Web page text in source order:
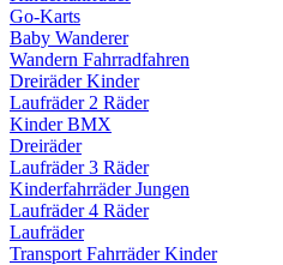
Go-Karts
Baby Wanderer
Wandern Fahrradfahren
Dreiräder Kinder
Laufräder 2 Räder
Kinder BMX
Dreiräder
Laufräder 3 Räder
Kinderfahrräder Jungen
Laufräder 4 Räder
Laufräder
Transport Fahrräder Kinder